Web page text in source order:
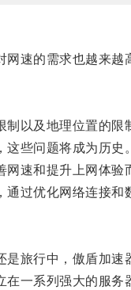
速的需求也越来越
及地理位置的限
些问题将成为历史。
速和提升上网体验
优化网络连接和
行中，傲盾加速
一系列强大的服务